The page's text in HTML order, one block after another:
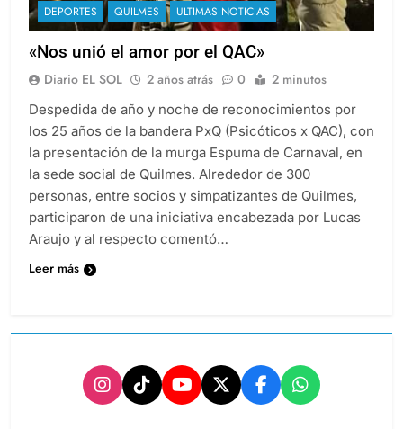
DEPORTES QUILMES ULTIMAS NOTICIAS
«Nos unió el amor por el QAC»
Diario EL SOL 2 años atrás 0 2 minutos
Despedida de año y noche de reconocimientos por
los 25 años de la bandera PxQ (Psicóticos x QAC), con
la presentación de la murga Espuma de Carnaval, en
la sede social de Quilmes. Alrededor de 300
personas, entre socios y simpatizantes de Quilmes,
participaron de una iniciativa encabezada por Lucas
Araujo y al respecto comentó…
Leer más